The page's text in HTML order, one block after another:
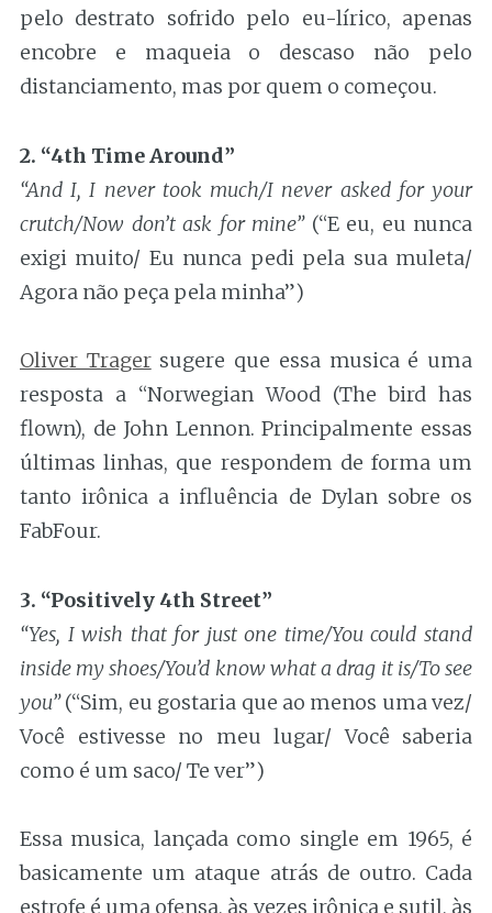
pelo destrato sofrido pelo eu-lírico, apenas
encobre e maqueia o descaso não pelo
distanciamento, mas por quem o começou.
2. “4th Time Around”
“And I, I never took much/I never asked for your
crutch/Now don’t ask for mine”(“E eu, eu nunca
exigi muito/ Eu nunca pedi pela sua muleta/
Agora não peça pela minha”)
Oliver Tragersugere que essa musica é uma
resposta a “Norwegian Wood (The bird has
flown), de John Lennon. Principalmente essas
últimas linhas, que respondem de forma um
tanto irônica a influência de Dylan sobre os
FabFour.
3. “Positively 4th Street”
“Yes, I wish that for just one time/You could stand
inside my shoes/You’d know what a drag it is/To see
you”(“Sim, eu gostaria que ao menos uma vez/
Você estivesse no meu lugar/ Você saberia
como é um saco/ Te ver”)
Essa musica, lançada como single em 1965, é
basicamente um ataque atrás de outro. Cada
estrofe é uma ofensa, às vezes irônica e sutil, às